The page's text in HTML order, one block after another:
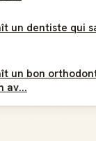
un dentiste qui
un bon
av...